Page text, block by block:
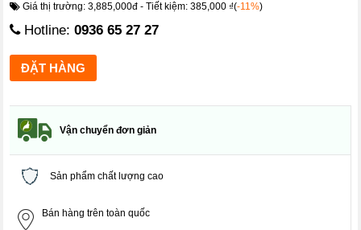
Giá thị trường: 3,885,000đ - Tiết kiệm: 385,000 ₫(-11%)
Hotline:0936 65 27 27
Vận chuyển đơn giản
Sản phẩm chất lượng cao
Bán hàng trên toàn quốc